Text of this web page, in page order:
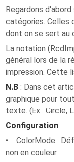
Regardons
catégories. Celles
dont on se sert au
La notation
général lors de la
impression. Cette
N.B : Dans cet
graphique pour
texte. (Ex : Circle,
Configuration
• ColorMode :
non en couleur.